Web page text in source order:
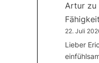
Arturzu
22. Juli
Lieber